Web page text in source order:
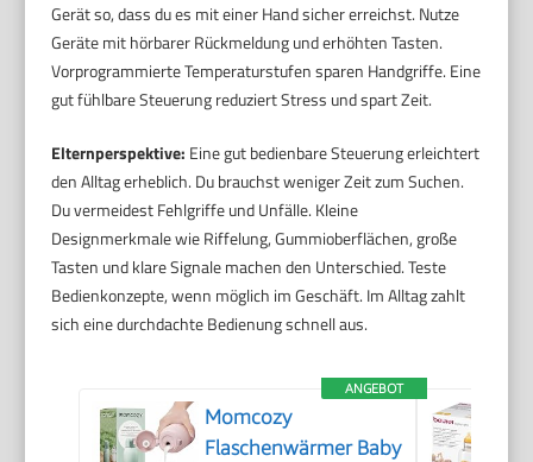
Gerät so, dass du es mit einer Hand sicher erreichst. Nutze
Geräte mit hörbarer Rückmeldung und erhöhten Tasten.
Vorprogrammierte Temperaturstufen sparen Handgriffe. Eine
gut fühlbare Steuerung reduziert Stress und spart Zeit.
Elternperspektive: Eine gut bedienbare Steuerung erleichtert
den Alltag erheblich. Du brauchst weniger Zeit zum Suchen.
Du vermeidest Fehlgriffe und Unfälle. Kleine
Designmerkmale wie Riffelung, Gummioberflächen, große
Tasten und klare Signale machen den Unterschied. Teste
Bedienkonzepte, wenn möglich im Geschäft. Im Alltag zahlt
sich eine durchdachte Bedienung schnell aus.
ANGEBOT
Momcozy
Flaschenwärmer Baby